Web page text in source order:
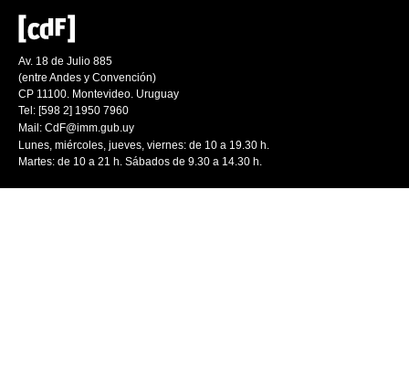
Av. 18 de Julio 885
(entre Andes y Convención)
CP 11100. Montevideo. Uruguay
Tel: [598 2] 1950 7960
Mail: CdF@imm.gub.uy
Lunes, miércoles, jueves, viernes: de 10 a 19.30 h.
Martes: de 10 a 21 h. Sábados de 9.30 a 14.30 h.